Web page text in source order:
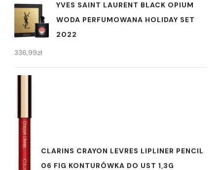
YVES SAINT LAURENT BLACK OPIUM
WODA PERFUMOWANA HOLIDAY SET
2022
336,99zł
CLARINS CRAYON LEVRES LIPLINER PENCIL
06 FIG KONTURÓWKA DO UST 1,3G